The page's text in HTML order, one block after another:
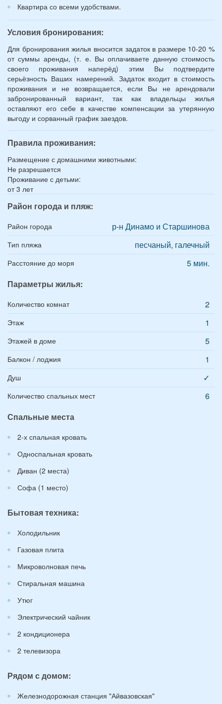
Квартира со всеми удобствами.
Условия бронирования:
Для бронирования жилья вносится задаток в размере 10-20 %
от суммы аренды, (т. е. Вы оплачиваете данную стоимость
своего проживания наперёд) этим Вы подтвердите
серьёзность Ваших намерений. Задаток входит в стоимость
проживания и не возвращается, если Вы не арендовали
забронированный вариант, так как владельцы жилья
оставляют его себе в качестве компенсации за утерянную
выгоду и сорванный график заездов.
Правила проживания:
Размещение с домашними животными:
Не разрешается
Проживание с детьми:
от 3 лет
Район города и пляж:
Район города р-н Динамо и Старшинова
Тип пляжа песчаный, галечный
Расстояние до моря
5 мин.
Параметры жилья:
Количество комнат 2
Этаж 1
Этажей в доме 5
Балкон / лоджия 1
Душ ✓
Количество спальных мест
6
Спальные места
2-х спальная кровать
Односпальная кровать
Диван (2 места)
Софа (1 место)
Бытовая техника:
Холодильник
Газовая плита
Микроволновая печь
Стиральная машина
Утюг
Электрический чайник
2 кондиционера
2 телевизора
Рядом с домом:
Железнодорожная станция "Айвазовская"